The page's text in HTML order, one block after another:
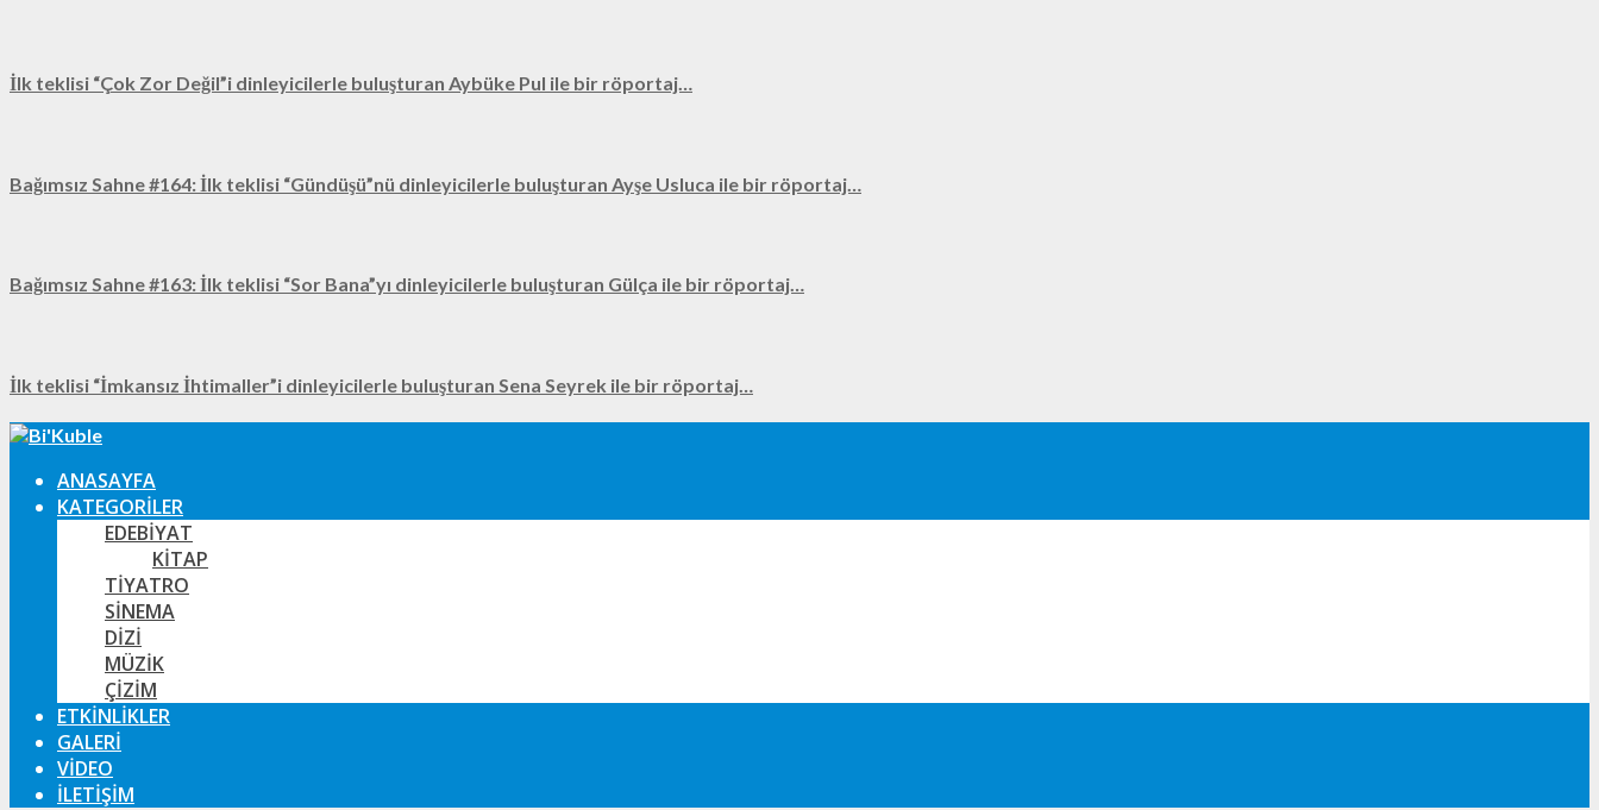
İlk teklisi “Çok Zor Değil”i dinleyicilerle buluşturan Aybüke Pul ile bir röportaj…
Bağımsız Sahne #164: İlk teklisi “Gündüşü”nü dinleyicilerle buluşturan Ayşe Usluca ile bir röportaj…
Bağımsız Sahne #163: İlk teklisi “Sor Bana”yı dinleyicilerle buluşturan Gülça ile bir röportaj…
İlk teklisi “İmkansız İhtimaller”i dinleyicilerle buluşturan Sena Seyrek ile bir röportaj…
ANASAYFA
KATEGORILER
EDEBIYAT
KITAP
TIYATRO
SINEMA
DIZI
MÜZIK
ÇIZIM
ETKINLIKLER
GALERI
VIDEO
İLETIŞIM